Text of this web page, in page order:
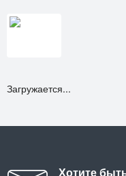
Загружается...
Хотите